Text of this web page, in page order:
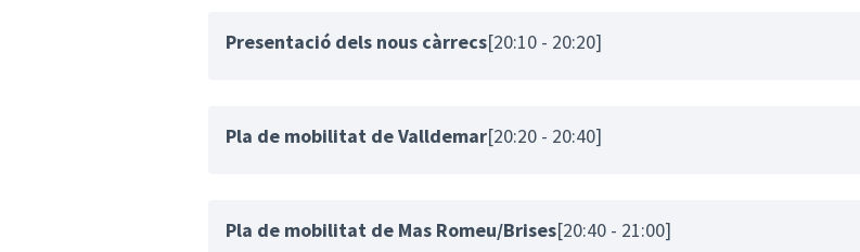
Presentació dels nous càrrecs[20:10 - 20:20]
Pla de mobilitat de Valldemar[20:20 - 20:40]
Pla de mobilitat de Mas Romeu/Brises[20:40 - 21:00]